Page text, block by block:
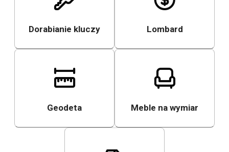
Dorabianie kluczy Lombard
Geodeta Meble na wymiar